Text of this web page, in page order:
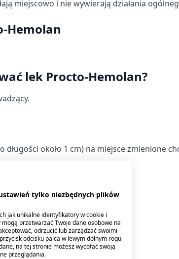
miejscowo i nie wywierają działania
Hemolan
lek Procto-Hemolan?
długości około 1 cm) na miejsce zmienione
raz na dobę.
u dzieci.
tylko niezbędnych plików
jak unikalne identyfikatory w cookie i
przetwarzać Twoje dane osobowe na
odrzucić lub zarządzać swoimi
odcisku palca w lewym dolnym rogu
na tej stronie możesz wycofać swoją
przeglądania.